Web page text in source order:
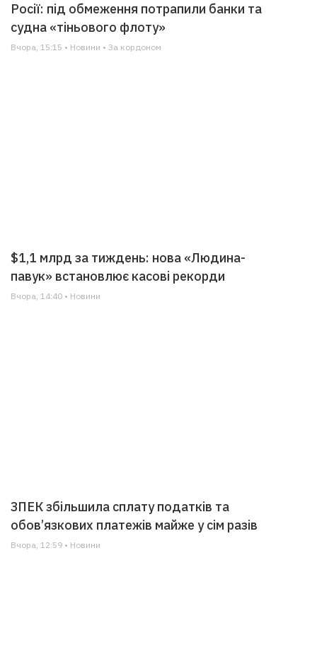
Росії: під обмеження потрапили банки та
судна «тіньового флоту»
Вчора, 15:15 • Новини • За кордоном
$1,1 млрд за тиждень: нова «Людина-
павук» встановлює касові рекорди
Вчора, 14:40 • Новини
ЗПЕК збільшила сплату податків та
обов’язкових платежів майже у сім разів
Вчора, 12:59 • Новини